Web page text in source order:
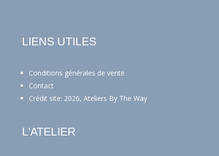
LIENS UTILES
Conditions générales de vente
Contact
Crédit site: 2026, Ateliers By The Way
L'ATELIER